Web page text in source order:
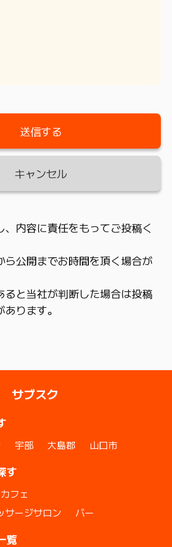
キャンセル
内容に責任をもってご投稿く
ら公開までお時間を頂く場合が
ると当社が判断した場合は投稿
ります。
サブスク
宇部 大島郡 山口市
す
カフェ
サージサロン
バー
覧